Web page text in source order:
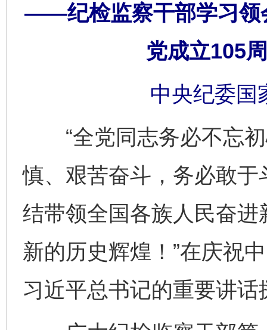
——纪检监察干部学习领
党成立105
中央纪委国
“全党同志务必不忘初
慎、艰苦奋斗，务必敢
结带领全国各族人民奋
新的历史辉煌！”在庆祝
习近平总书记的重要讲